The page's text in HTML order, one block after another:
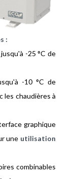
:
-25 °C de
-10 °C de
les chaudières à
graphique
une utilisation
combinables